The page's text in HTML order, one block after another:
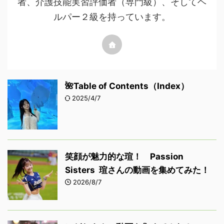
ルパー２級を持っています。
🌺Table of Contents（Index）
2025/4/7
笑顔が魅力的な瑄！ Passion
Sisters 瑄さんの動画を集めてみた！
2026/8/7